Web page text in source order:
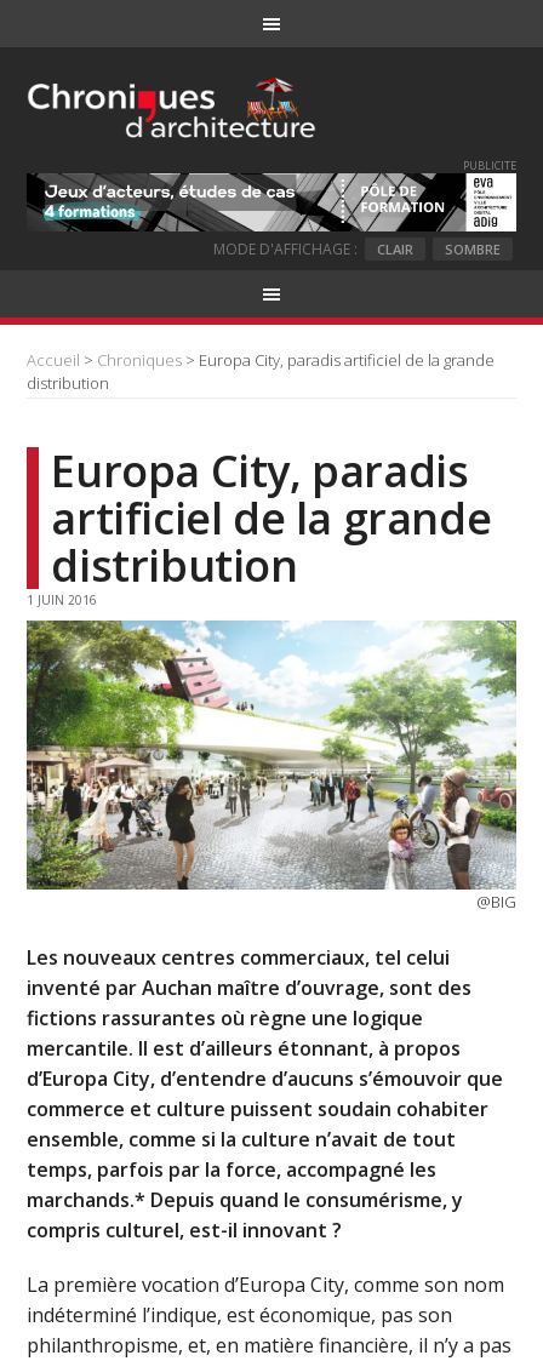
PUBLICITE
MODE D'AFFICHAGE : CLAIR SOMBRE
Accueil > Chroniques > Europa City, paradis artificiel de la grande
distribution
Europa City, paradis
artificiel de la grande
distribution
1 JUIN 2016
@BIG
Les nouveaux centres commerciaux, tel celui
inventé par Auchan maître d’ouvrage, sont des
fictions rassurantes où règne une logique
mercantile. Il est d’ailleurs étonnant, à propos
d’Europa City, d’entendre d’aucuns s’émouvoir que
commerce et culture puissent soudain cohabiter
ensemble, comme si la culture n’avait de tout
temps, parfois par la force, accompagné les
marchands.* Depuis quand le consumérisme, y
compris culturel, est-il innovant ?
La première vocation d’Europa City, comme son nom
indéterminé l’indique, est économique, pas son
philanthropisme, et, en matière financière, il n’y a pas